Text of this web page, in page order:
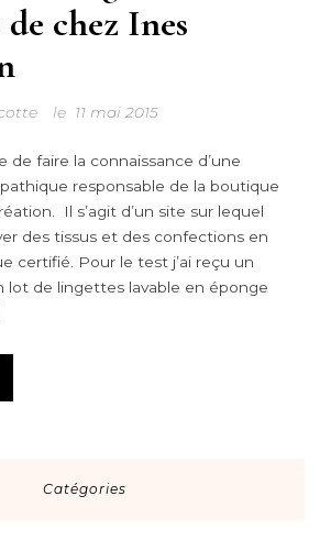
chez Ines
le 11 mai 2015
de faire la connaissance d’une
responsable de la boutique
Il s’agit d’un site sur lequel
des tissus et des confections en
certifié. Pour le test j’ai reçu un
lot de lingettes lavable en éponge
Catégories